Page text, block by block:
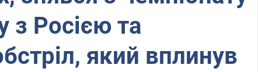
з Росією та
який вплинув